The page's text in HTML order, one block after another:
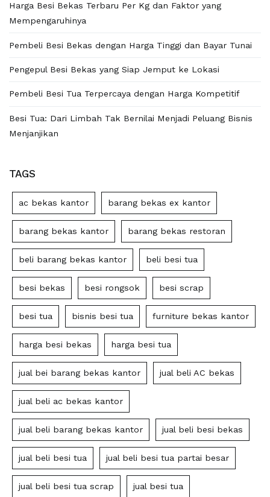
Harga Besi Bekas Terbaru Per Kg dan Faktor yang
Mempengaruhinya
Pembeli Besi Bekas dengan Harga Tinggi dan Bayar Tunai
Pengepul Besi Bekas yang Siap Jemput ke Lokasi
Pembeli Besi Tua Terpercaya dengan Harga Kompetitif
Besi Tua: Dari Limbah Tak Bernilai Menjadi Peluang Bisnis
Menjanjikan
TAGS
ac bekas kantor barang bekas ex kantor
barang bekas kantor barang bekas restoran
beli barang bekas kantor beli besi tua
besi bekas besi rongsok besi scrap
besi tua bisnis besi tua furniture bekas kantor
harga besi bekas harga besi tua
jual bei barang bekas kantor jual beli AC bekas
jual beli ac bekas kantor
jual beli barang bekas kantor jual beli besi bekas
jual beli besi tua jual beli besi tua partai besar
jual beli besi tua scrap jual besi tua